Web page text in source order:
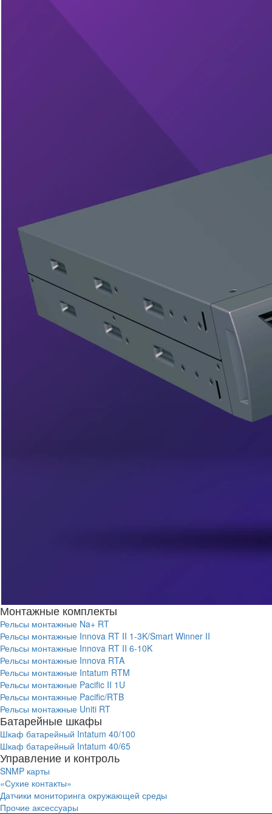
Монтажные комплекты
Рельсы монтажные Na+ RT
Рельсы монтажные Innova RT II 1-3K/Smart Winner II
Рельсы монтажные Innova RT II 6-10K
Рельсы монтажные Innova RTA
Рельсы монтажные Intatum RTM
Рельсы монтажные Pacific II 1U
Рельсы монтажные Pacific/RTB
Рельсы монтажные Uniti RT
Батарейные шкафы
Шкаф батарейный Intatum 40/100
Шкаф батарейный Intatum 40/65
Управление и контроль
SNMP карты
«Сухие контакты»
Датчики мониторинга окружающей среды
Прочие аксессуары